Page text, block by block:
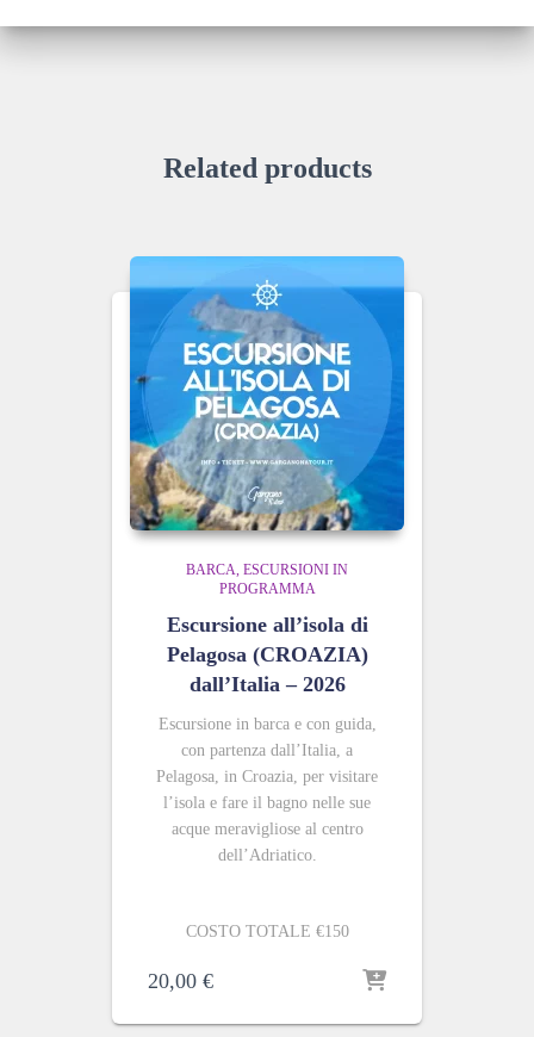
100,00 €
Related products
BARCA ESCURSIONI IN
PROGRAMMA
Escursione all’isola di
Pelagosa (CROAZIA)
dall’Italia – 2026
Escursione in barca e con guida,
con partenza dall’Italia, a
Pelagosa, in Croazia, per visitare
l’isola e fare il bagno nelle sue
acque meravigliose al centro
dell’Adriatico.
COSTO TOTALE €150
20,00 €